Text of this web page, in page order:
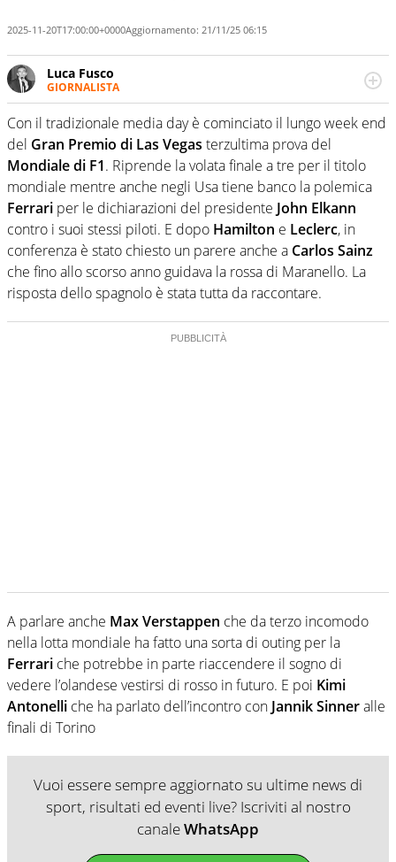
2025-11-20T17:00:00+0000Aggiornamento: 21/11/25 06:15
Luca Fusco
GIORNALISTA
Giornalista multimediale. Quando si accendono i motori,
lui sgasa, impenna, derapa. E spesso e volentieri finisce
sul podio
Con il tradizionale media day è cominciato il lungo week end
del Gran Premio di Las Vegas terzultima prova del
Mondiale di F1. Riprende la volata finale a tre per il titolo
mondiale mentre anche negli Usa tiene banco la polemica
Ferrari per le dichiarazioni del presidente John Elkann
contro i suoi stessi piloti. E dopo Hamilton e Leclerc, in
conferenza è stato chiesto un parere anche a Carlos Sainz
che fino allo scorso anno guidava la rossa di Maranello. La
risposta dello spagnolo è stata tutta da raccontare.
A parlare anche Max Verstappen che da terzo incomodo
nella lotta mondiale ha fatto una sorta di outing per la
Ferrari che potrebbe in parte riaccendere il sogno di
vedere l’olandese vestirsi di rosso in futuro. E poi Kimi
Antonelli che ha parlato dell’incontro con Jannik Sinneralle
finali di Torino
Vuoi essere sempre aggiornato su ultime news di
sport, risultati ed eventi live? Iscriviti al nostro
canaleWhatsApp